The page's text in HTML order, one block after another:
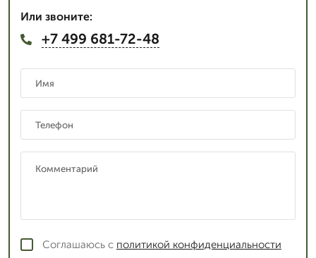
Или звоните:
+7 499 681-72-48
Соглашаюсь с политикой конфиденциальности